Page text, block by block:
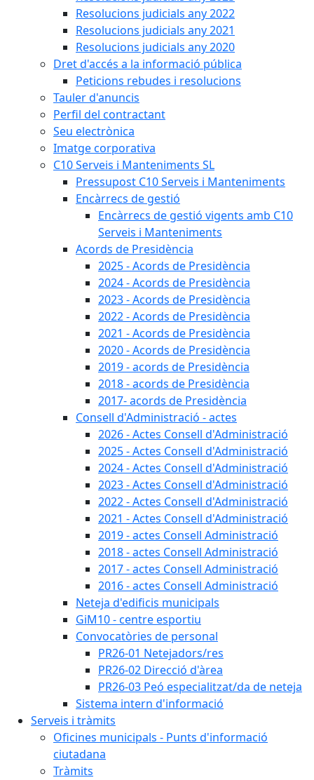
Resolucions judicials any 2022
Resolucions judicials any 2021
Resolucions judicials any 2020
Dret d'accés a la informació pública
Peticions rebudes i resolucions
Tauler d'anuncis
Perfil del contractant
Seu electrònica
Imatge corporativa
C10 Serveis i Manteniments SL
Pressupost C10 Serveis i Manteniments
Encàrrecs de gestió
Encàrrecs de gestió vigents amb C10
Serveis i Manteniments
Acords de Presidència
2025 - Acords de Presidència
2024 - Acords de Presidència
2023 - Acords de Presidència
2022 - Acords de Presidència
2021 - Acords de Presidència
2020 - Acords de Presidència
2019 - acords de Presidència
2018 - acords de Presidència
2017- acords de Presidència
Consell d'Administració - actes
2026 - Actes Consell d'Administració
2025 - Actes Consell d'Administració
2024 - Actes Consell d'Administració
2023 - Actes Consell d'Administració
2022 - Actes Consell d'Administració
2021 - Actes Consell d'Administració
2019 - actes Consell Administració
2018 - actes Consell Administració
2017 - actes Consell Administració
2016 - actes Consell Administració
Neteja d'edificis municipals
GiM10 - centre esportiu
Convocatòries de personal
PR26-01 Netejadors/res
PR26-02 Direcció d'àrea
PR26-03 Peó especialitzat/da de neteja
Sistema intern d'informació
Serveis i tràmits
Oficines municipals - Punts d'informació
ciutadana
Tràmits